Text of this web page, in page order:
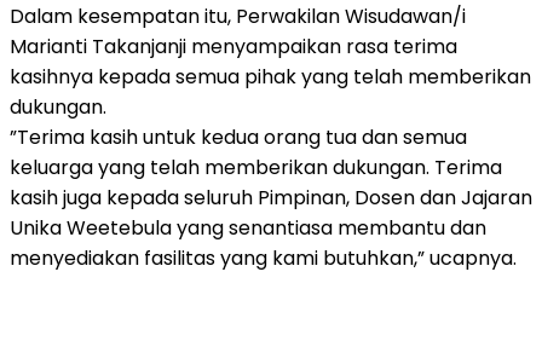
Dalam kesempatan itu, Perwakilan Wisudawan/i
Marianti Takanjanji menyampaikan rasa terima
kasihnya kepada semua pihak yang telah memberikan
dukungan.
”Terima kasih untuk kedua orang tua dan semua
keluarga yang telah memberikan dukungan. Terima
kasih juga kepada seluruh Pimpinan, Dosen dan Jajaran
Unika Weetebula yang senantiasa membantu dan
menyediakan fasilitas yang kami butuhkan,” ucapnya.